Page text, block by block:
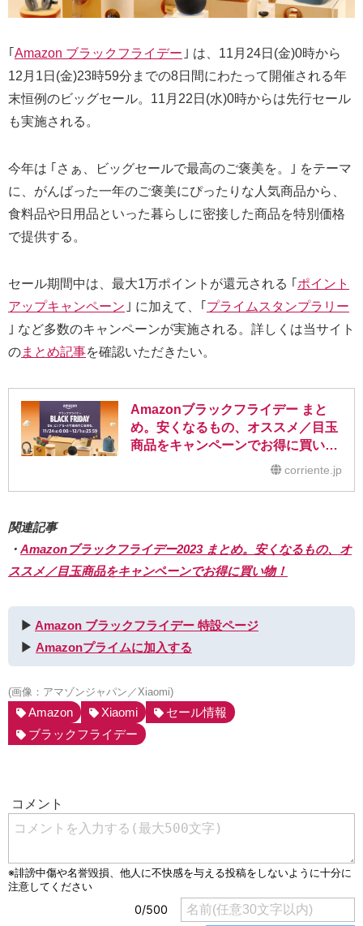
｢ Amazon ブラックフライデー ｣ は、11月24日(金)0時から
12月1日(金)23時59分までの8日間にわたって開催される年
末恒例のビッグセール。11月22日(水)0時からは先行セール
も実施される。
今年は ｢さぁ、ビッグセールで最高のご褒美を。｣ をテーマ
に、がんばった一年のご褒美にぴったりな人気商品から、
食料品や日用品といった暮らしに密接した商品を特別価格
で提供する。
セール期間中は、最大1万ポイントが還元される ｢ ポイント
アップキャンペーン ｣ に加えて、｢ プライムスタンプラリー
｣ など多数のキャンペーンが実施される。詳しくは当サイト
のまとめ記事を確認いただきたい。
Amazonブラックフライデー まと
め。安くなるもの、オススメ／目玉
商品をキャンペーンでお得に買い
corriente.jp
関連記事
・ Amazonブラックフライデー2023 まとめ。安くなるもの、オ
ススメ／目玉商品をキャンペーンでお得に買い物！
▶︎ Amazon ブラックフライデー 特設ページ
▶︎ Amazonプライムに加入する
(画像：アマゾンジャパン／Xiaomi)
Amazon Xiaomi
セール情報
ブラックフライデー